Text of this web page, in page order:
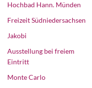
Hochbad Hann. Münden
Freizeit Südniedersachsen
Jakobi
Ausstellung bei freiem
Eintritt
Monte Carlo